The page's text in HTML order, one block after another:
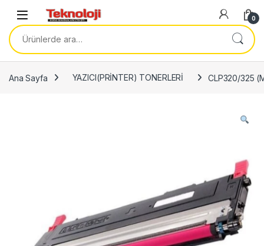
Skip to navigation
0
Ara:
Ana Sayfa YAZICI(PRİNTER) TONERLERİ CLP320/325